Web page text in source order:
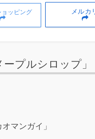
ッピング メルカ
プルシロップ」
マンガイ」